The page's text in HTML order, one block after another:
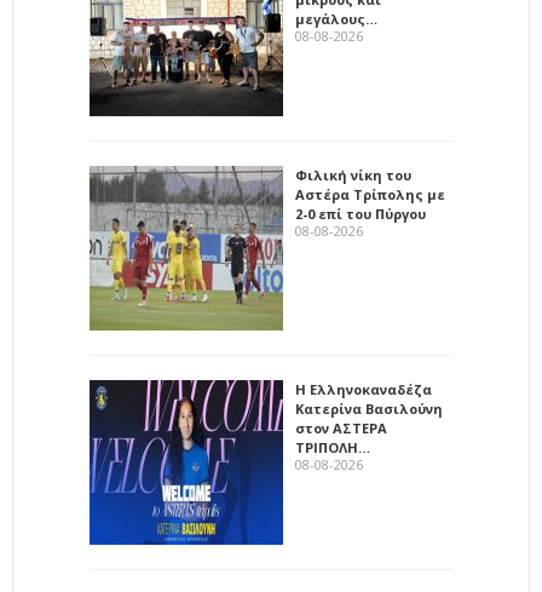
μεγάλους…
08-08-2026
Φιλική νίκη του
Αστέρα Τρίπολης με
2-0 επί του Πύργου
08-08-2026
Η Ελληνοκαναδέζα
Κατερίνα Βασιλούνη
στον ΑΣΤΕΡΑ
ΤΡΙΠΟΛΗ…
08-08-2026